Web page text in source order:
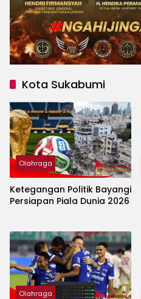
Kota Sukabumi
Olahraga
Ketegangan Politik Bayangi
Persiapan Piala Dunia 2026
Olahraga